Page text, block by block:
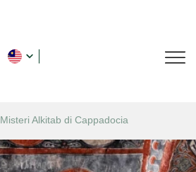
Misteri Alkitab di Cappadocia